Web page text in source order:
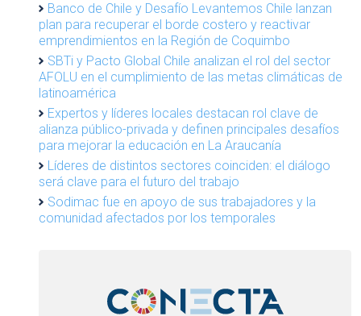
Banco de Chile y Desafío Levantemos Chile lanzan
plan para recuperar el borde costero y reactivar
emprendimientos en la Región de Coquimbo
SBTi y Pacto Global Chile analizan el rol del sector
AFOLU en el cumplimiento de las metas climáticas de
latinoamérica
Expertos y líderes locales destacan rol clave de
alianza público-privada y definen principales desafíos
para mejorar la educación en La Araucanía
Líderes de distintos sectores coinciden: el diálogo
será clave para el futuro del trabajo
Sodimac fue en apoyo de sus trabajadores y la
comunidad afectados por los temporales